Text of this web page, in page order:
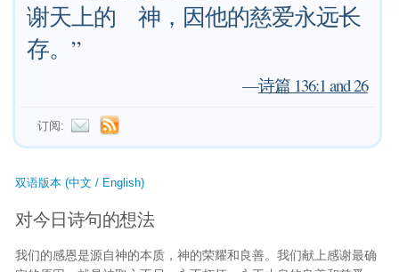
谢天上的 神，因他的慈爱永远长
存。”
—诗篇 136:1 and 26
订阅:
双语版本 (中文 / English)
对今日诗句的想法
我们的感恩是源自神的本质，神的荣耀和良善。我们献上感谢最确